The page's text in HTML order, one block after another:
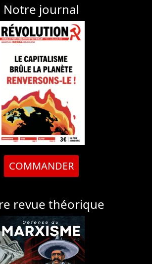
Notre journal
COMMANDER
revue théorique